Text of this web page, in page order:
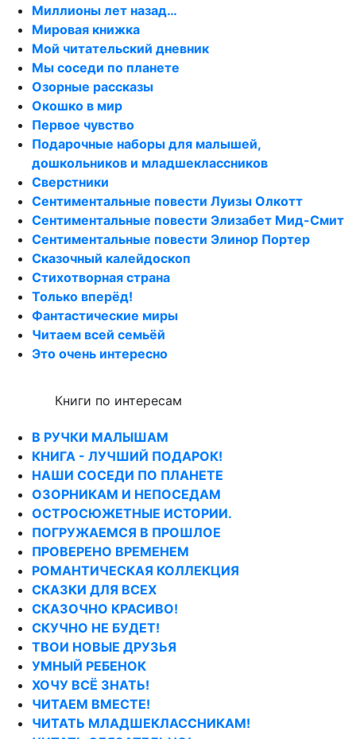
Миллионы лет назад…
Мировая книжка
Мой читательский дневник
Мы соседи по планете
Озорные рассказы
Окошко в мир
Первое чувство
Подарочные наборы для малышей,
дошкольников и младшеклассников
Сверстники
Сентиментальные повести Луизы Олкотт
Сентиментальные повести Элизабет Мид-Смит
Сентиментальные повести Элинор Портер
Сказочный калейдоскоп
Стихотворная страна
Только вперёд!
Фантастические миры
Читаем всей семьёй
Это очень интересно
Книги по интересам
В РУЧКИ МАЛЫШАМ
КНИГА - ЛУЧШИЙ ПОДАРОК!
НАШИ СОСЕДИ ПО ПЛАНЕТЕ
ОЗОРНИКАМ И НЕПОСЕДАМ
ОСТРОСЮЖЕТНЫЕ ИСТОРИИ.
ПОГРУЖАЕМСЯ В ПРОШЛОЕ
ПРОВЕРЕНО ВРЕМЕНЕМ
РОМАНТИЧЕСКАЯ КОЛЛЕКЦИЯ
СКАЗКИ ДЛЯ ВСЕХ
СКАЗОЧНО КРАСИВО!
СКУЧНО НЕ БУДЕТ!
ТВОИ НОВЫЕ ДРУЗЬЯ
УМНЫЙ РЕБЕНОК
ХОЧУ ВСЁ ЗНАТЬ!
ЧИТАЕМ ВМЕСТЕ!
ЧИТАТЬ МЛАДШЕКЛАССНИКАМ!